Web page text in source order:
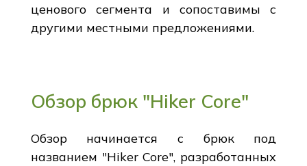
ценового сегмента и сопоставимы с
другими местными предложениями.
Обзор брюк "Hiker Core"
Обзор начинается с брюк под
названием "Hiker Core", разработанных